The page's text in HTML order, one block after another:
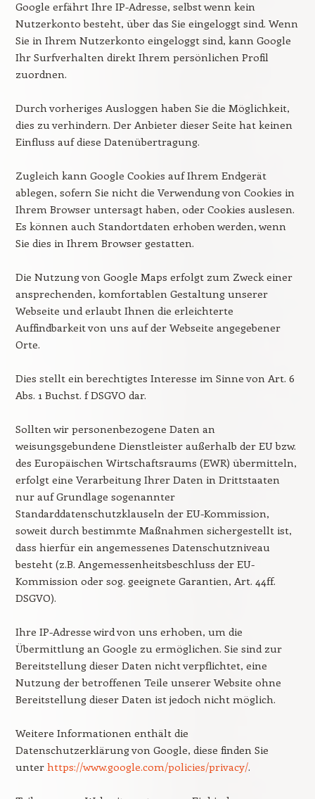
Google erfährt Ihre IP-Adresse, selbst wenn kein
Nutzerkonto besteht, über das Sie eingeloggt sind. Wenn
Sie in Ihrem Nutzerkonto eingeloggt sind, kann Google
Ihr Surfverhalten direkt Ihrem persönlichen Profil
zuordnen.
Durch vorheriges Ausloggen haben Sie die Möglichkeit,
dies zu verhindern. Der Anbieter dieser Seite hat keinen
Einfluss auf diese Datenübertragung.
Zugleich kann Google Cookies auf Ihrem Endgerät
ablegen, sofern Sie nicht die Verwendung von Cookies in
Ihrem Browser untersagt haben, oder Cookies auslesen.
Es können auch Standortdaten erhoben werden, wenn
Sie dies in Ihrem Browser gestatten.
Die Nutzung von Google Maps erfolgt zum Zweck einer
ansprechenden, komfortablen Gestaltung unserer
Webseite und erlaubt Ihnen die erleichterte
Auffindbarkeit von uns auf der Webseite angegebener
Orte.
Dies stellt ein berechtigtes Interesse im Sinne von Art. 6
Abs. 1 Buchst. f DSGVO dar.
Sollten wir personenbezogene Daten an
weisungsgebundene Dienstleister außerhalb der EU bzw.
des Europäischen Wirtschaftsraums (EWR) übermitteln,
erfolgt eine Verarbeitung Ihrer Daten in Drittstaaten
nur auf Grundlage sogenannter
Standarddatenschutzklauseln der EU-Kommission,
soweit durch bestimmte Maßnahmen sichergestellt ist,
dass hierfür ein angemessenes Datenschutzniveau
besteht (z.B. Angemessenheitsbeschluss der EU-
Kommission oder sog. geeignete Garantien, Art. 44ff.
DSGVO).
Ihre IP-Adresse wird von uns erhoben, um die
Übermittlung an Google zu ermöglichen. Sie sind zur
Bereitstellung dieser Daten nicht verpflichtet, eine
Nutzung der betroffenen Teile unserer Website ohne
Bereitstellung dieser Daten ist jedoch nicht möglich.
Weitere Informationen enthält die
Datenschutzerklärung von Google, diese finden Sie
unter https://www.google.com/policies/privacy/.